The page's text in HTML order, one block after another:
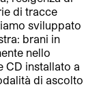
di tracce
sviluppato
brani in
nello
CD installato a
di ascolto